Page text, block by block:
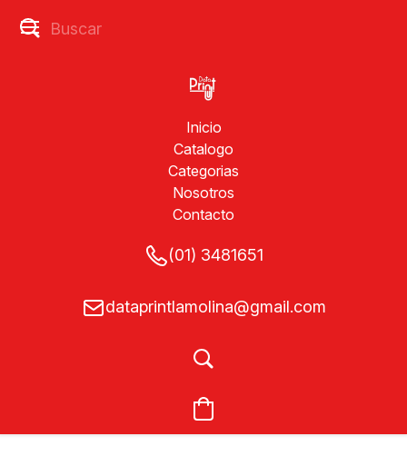
Inicio
Catalogo
Categorias
Nosotros
Contacto
(01) 3481651
dataprintlamolina@gmail.com